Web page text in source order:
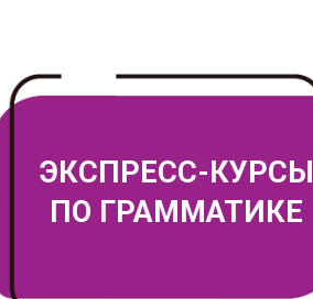
ЭКСПРЕСС-КУРСЫ
ПО ГРАММАТИКЕ